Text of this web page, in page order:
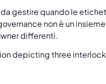
da gestire quando le
non è un
differenti.